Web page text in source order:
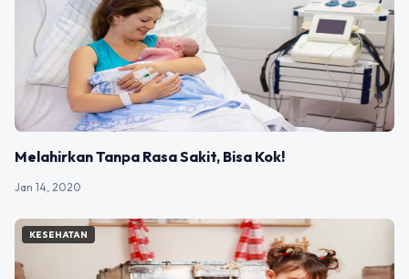
Melahirkan Tanpa Rasa Sakit, Bisa Kok!
Jan 14, 2020
KESEHATAN